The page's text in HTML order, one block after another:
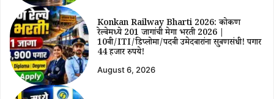
Konkan Railway Bharti 2026: कोकण
रेल्वेमध्ये 201 जागांची मेगा भरती 2026 |
10वी/ITI/डिप्लोमा/पदवी उमेदवारांना सुवर्णसंधी! पगार
44 हजार रुपये!
August 6, 2026